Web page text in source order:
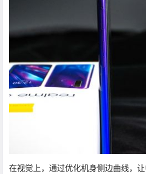
在视觉上，通过优化机身侧边曲线，